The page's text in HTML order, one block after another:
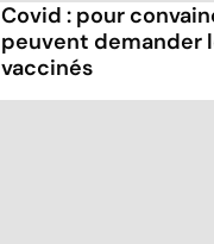
Covid : pour
peuvent demander
vaccinés